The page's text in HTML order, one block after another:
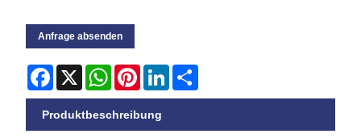
Anfrage absenden
Facebook
X WhatsApp
PinterestLinkedIn
Produktbeschreibung